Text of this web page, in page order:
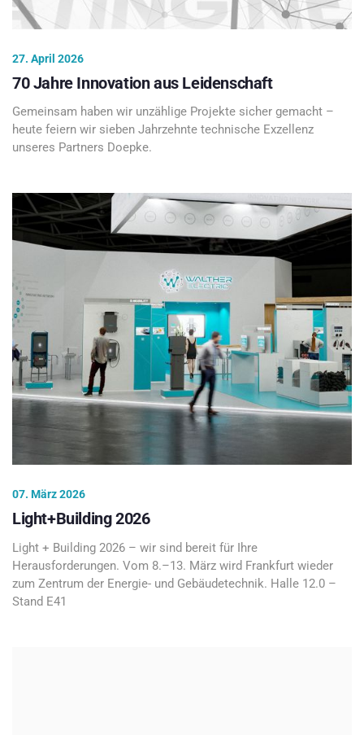
27. April 2026
70 Jahre Innovation aus Leidenschaft
Gemeinsam haben wir unzählige Projekte sicher gemacht –
heute feiern wir sieben Jahrzehnte technische Exzellenz
unseres Partners Doepke.
07. März 2026
Light+Building 2026
Light + Building 2026 – wir sind bereit für Ihre
Herausforderungen. Vom 8.–13. März wird Frankfurt wieder
zum Zentrum der Energie- und Gebäudetechnik. Halle 12.0 –
Stand E41